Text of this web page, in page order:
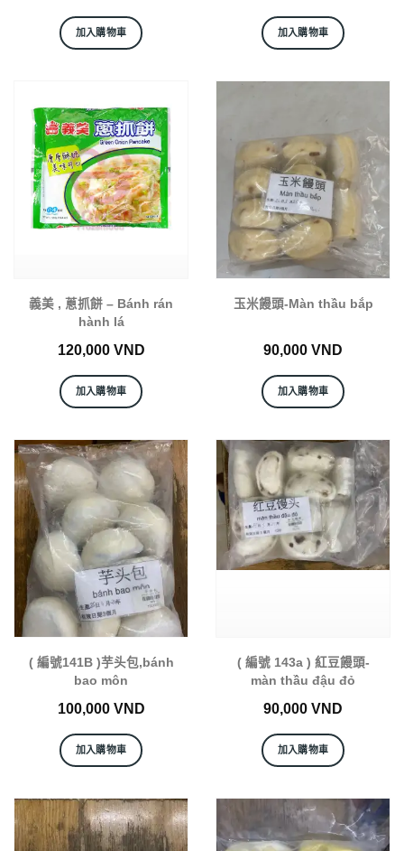
加入購物車 加入購物車
義美 , 蔥抓餅 – Bánh rán
hành lá
120,000 VND
加入購物車
玉米饅頭-Màn thầu bắp
90,000 VND
加入購物車
( 編號141B )芋头包,bánh
bao môn
100,000 VND
加入購物車
( 編號 143a ) 紅豆饅頭-
màn thầu đậu đỏ
90,000 VND
加入購物車